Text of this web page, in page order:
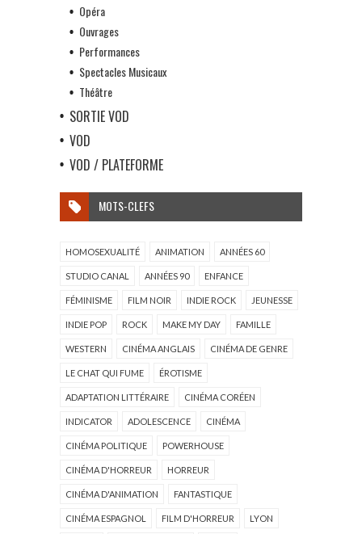
Opéra
Ouvrages
Performances
Spectacles Musicaux
Théâtre
SORTIE VOD
VOD
VOD / PLATEFORME
MOTS-CLEFS
HOMOSEXUALITÉ ANIMATION ANNÉES 60
STUDIO CANAL ANNÉES 90 ENFANCE
FÉMINISME FILM NOIR INDIE ROCK JEUNESSE
INDIE POP ROCK MAKE MY DAY FAMILLE
WESTERN CINÉMA ANGLAIS CINÉMA DE GENRE
LE CHAT QUI FUME ÉROTISME
ADAPTATION LITTÉRAIRE CINÉMA CORÉEN
INDICATOR ADOLESCENCE CINÉMA
CINÉMA POLITIQUE POWERHOUSE
CINÉMA D'HORREUR HORREUR
CINÉMA D'ANIMATION FANTASTIQUE
CINÉMA ESPAGNOL FILM D'HORREUR LYON